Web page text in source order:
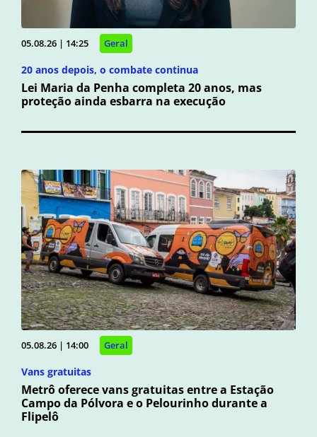
05.08.26 | 14:25 Geral
20 anos depois, o combate continua
Lei Maria da Penha completa 20 anos, mas
proteção ainda esbarra na execução
05.08.26 | 14:00 Geral
Vans gratuitas
Metrô oferece vans gratuitas entre a Estação
Campo da Pólvora e o Pelourinho durante a
Flipelô